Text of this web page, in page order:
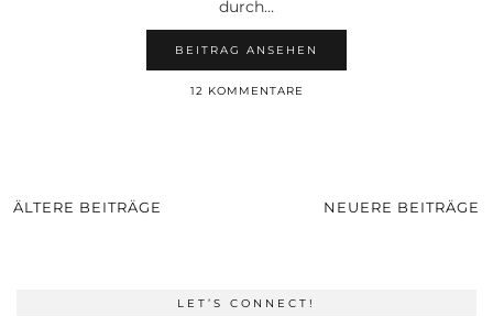
durch…
BEITRAG ANSEHEN
12 KOMMENTARE
ÄLTERE BEITRÄGE NEUERE BEITRÄGE
LET’S CONNECT!